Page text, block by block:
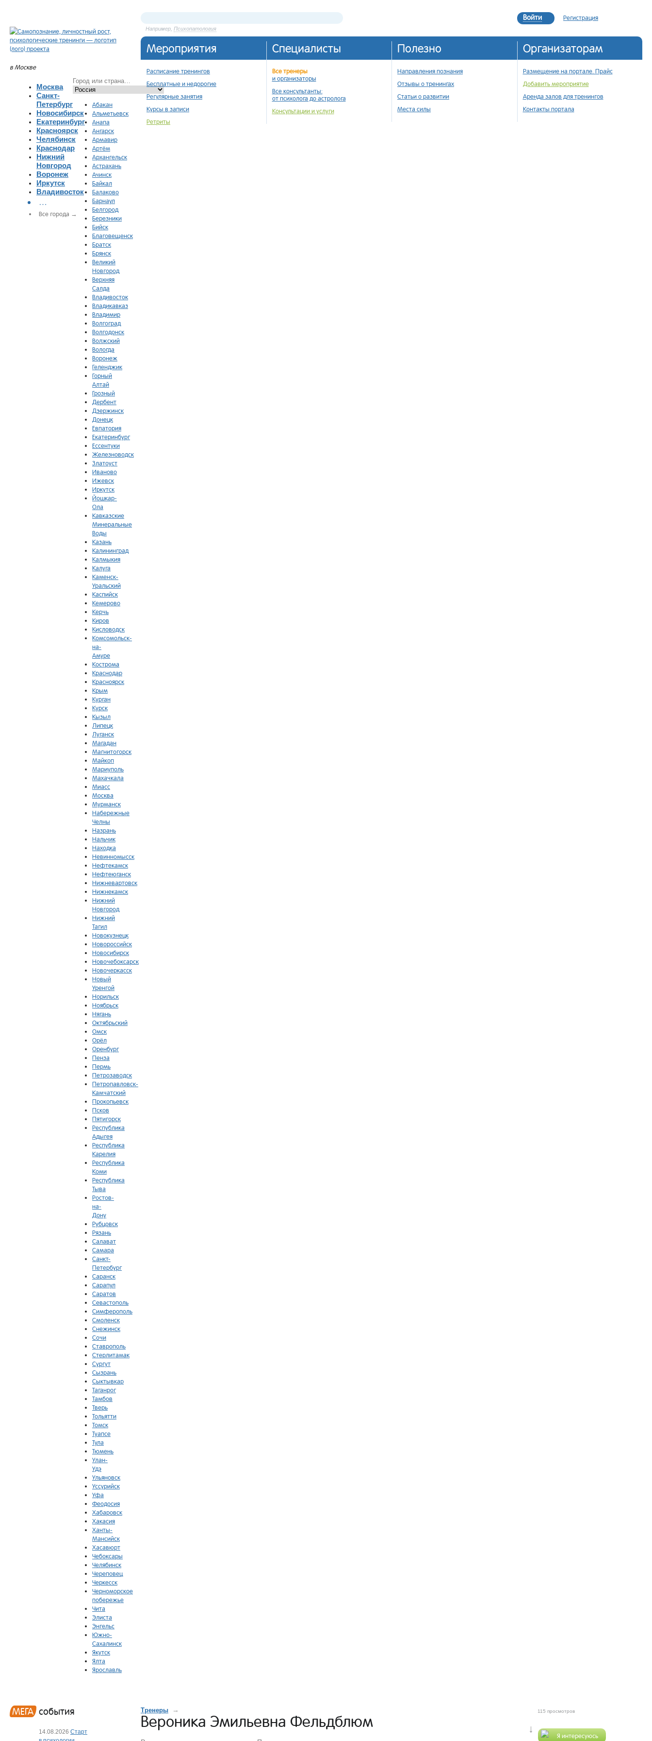
в Москве
Москва
Санкт-
Петербург
Новосибирск
Екатеринбург
Красноярск
Челябинск
Краснодар
Нижний
Новгород
Воронеж
Иркутск
Владивосток
…
Все города →
Абакан
Альметьевск
Анапа
Ангарск
Армавир
Артём
Архангельск
Астрахань
Ачинск
Байкал
Балаково
Барнаул
Белгород
Березники
Бийск
Благовещенск
Братск
Брянск
Великий
Новгород
Верхняя
Салда
Владивосток
Владикавказ
Владимир
Волгоград
Волгодонск
Волжский
Вологда
Воронеж
Геленджик
Горный
Алтай
Грозный
Дербент
Дзержинск
Донецк
Евпатория
Екатеринбург
Ессентуки
Железноводск
Златоуст
Иваново
Ижевск
Иркутск
Йошкар-
Ола
Кавказские
Минеральные
Воды
Казань
Калининград
Калмыкия
Калуга
Каменск-
Уральский
Каспийск
Кемерово
Керчь
Киров
Кисловодск
Комсомольск-
на-
Амуре
Кострома
Краснодар
Красноярск
Крым
Курган
Курск
Кызыл
Липецк
Луганск
Магадан
Магнитогорск
Майкоп
Мариуполь
Махачкала
Миасс
Москва
Мурманск
Набережные
Челны
Назрань
Нальчик
Находка
Невинномысск
Нефтекамск
Нефтеюганск
Нижневартовск
Нижнекамск
Нижний
Новгород
Нижний
Тагил
Новокузнецк
Новороссийск
Новосибирск
Новочебоксарск
Новочеркасск
Новый
Уренгой
Норильск
Ноябрьск
Нягань
Октябрьский
Омск
Орёл
Оренбург
Пенза
Пермь
Петрозаводск
Петропавловск-
Камчатский
Прокопьевск
Псков
Пятигорск
Республика
Адыгея
Республика
Карелия
Республика
Коми
Республика
Тыва
Ростов-
на-
Дону
Рубцовск
Рязань
Салават
Самара
Санкт-
Петербург
Саранск
Сарапул
Саратов
Севастополь
Симферополь
Смоленск
Снежинск
Сочи
Ставрополь
Стерлитамак
Сургут
Сызрань
Сыктывкар
Таганрог
Тамбов
Тверь
Тольятти
Томск
Туапсе
Тула
Тюмень
Улан-
Удэ
Ульяновск
Уссурийск
Уфа
Феодосия
Хабаровск
Хакасия
Ханты-
Мансийск
Хасавюрт
Чебоксары
Челябинск
Череповец
Черкесск
Черноморское
побережье
Чита
Элиста
Энгельс
Южно-
Сахалинск
Якутск
Ялта
Ярославль
Например, Психопатология
Войти Регистрация
Мероприятия
Расписание тренингов
Бесплатные и недорогие
Регулярные занятия
Курсы в записи
Ретриты
Специалисты
Все тренеры
и организаторы
Все консультанты:
от психолога до астролога
Консультации и услуги
Полезно
Направления познания
Отзывы о тренингах
Статьи о развитии
Места силы
Организаторам
Размещение на портале. Прайс
Добавить мероприятие
Аренда залов для тренингов
Контакты портала
↓
Я интересуюсь
Тренеры →
Вероника Эмильевна Фельдблюм
115 просмотров
МЕГА события
14.08.2026 Старт